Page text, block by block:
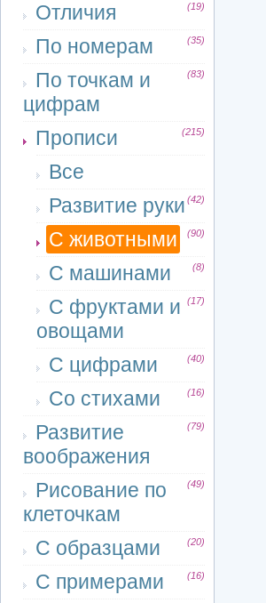
Отличия (19)
По номерам (35)
По точкам и
цифрам
(83)
Прописи (215)
Все
Развитие руки (42)
С животными (90)
С машинами (8)
С фруктами и
овощами
(17)
С цифрами (40)
Со стихами (16)
Развитие
воображения
(79)
Рисование по
клеточкам
(49)
С образцами (20)
С примерами (16)